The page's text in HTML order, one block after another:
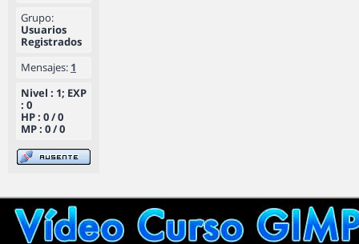
Grupo:
Usuarios
Registrados
Mensajes: 1
Nivel : 1; EXP
: 0
HP : 0 / 0
MP : 0 / 0